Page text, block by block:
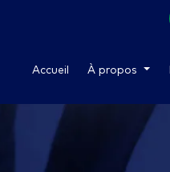
Accueil À propos